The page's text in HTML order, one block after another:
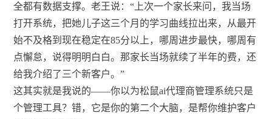
全都有数据支撑。老王说：“上次一个家长来问，我当场
打开系统，把她儿子这三个月的学习曲线拉出来，从最开
始不及格到现在稳定在85分以上，哪周进步最快，哪周有
点懈怠，说得明明白白。那家长当场就续了半年的费，还
给我介绍了三个新客户。”
这其实就是我说的——你以为松鼠ai代理商管理系统只是
个管理工具？错，它是你的第二个大脑，是帮你维护客户